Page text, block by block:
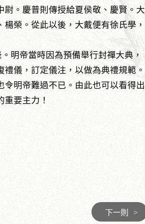
。慶普則傳授給夏侯敬、慶賢。大
榮。從此以後，大戴便有徐氏學，
明帝當時因為預備舉行封禪大典，
儀，訂定儀注，以做為典禮規範。
明帝難過不已。由此也可以看得出
重要主力！
下一則 >